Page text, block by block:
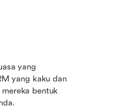
yang
yang kaku dan